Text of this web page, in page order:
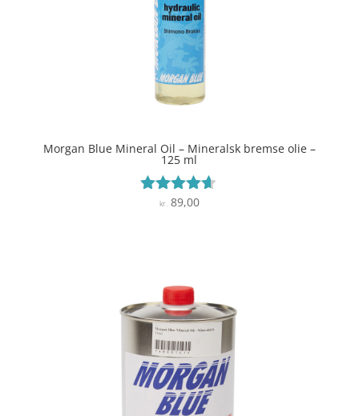
Morgan Blue Mineral Oil – Mineralsk bremse olie –
125 ml
Vurderet
kr.89,00